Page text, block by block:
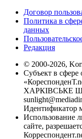
Договор
Политика в
данных
Редакция
© 2000-2026,
Субъект в
ХАРКІВСЬКЕ
Идентификатор
Использование
сайте,